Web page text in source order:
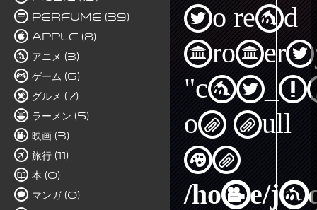
Perfume (39)
Apple (8)
アニメ (3)
ゲーム (6)
グルメ (7)
ラーメン (5)
映画 (3)
旅行 (11)
本 (0)
マンガ (0)
to read
on null
in
/home/